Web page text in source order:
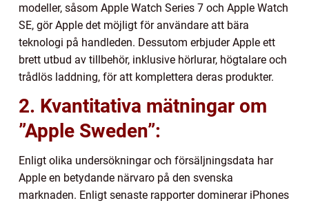
modeller, såsom Apple Watch Series 7 och Apple Watch
SE, gör Apple det möjligt för användare att bära
teknologi på handleden. Dessutom erbjuder Apple ett
brett utbud av tillbehör, inklusive hörlurar, högtalare och
trådlös laddning, för att komplettera deras produkter.
2. Kvantitativa mätningar om
”Apple Sweden”:
Enligt olika undersökningar och försäljningsdata har
Apple en betydande närvaro på den svenska
marknaden. Enligt senaste rapporter dominerar iPhones